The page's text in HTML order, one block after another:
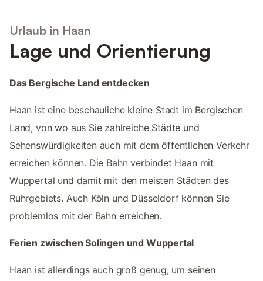
Urlaub in Haan
Lage und Orientierung
Das Bergische Land entdecken
Haan ist eine beschauliche kleine Stadt im Bergischen
Land, von wo aus Sie zahlreiche Städte und
Sehenswürdigkeiten auch mit dem öffentlichen Verkehr
erreichen können. Die Bahn verbindet Haan mit
Wuppertal und damit mit den meisten Städten des
Ruhrgebiets. Auch Köln und Düsseldorf können Sie
problemlos mit der Bahn erreichen.
Ferien zwischen Solingen und Wuppertal
Haan ist allerdings auch groß genug, um seinen